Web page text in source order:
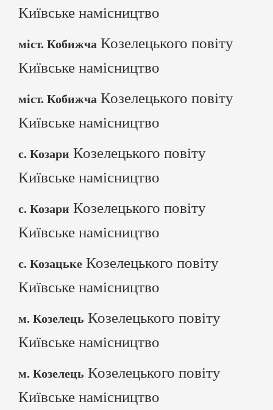
Київське намісництво
міст. Кобижча Козелецького повіту
Київське намісництво
міст. Кобижча Козелецького повіту
Київське намісництво
с. Козари Козелецького повіту
Київське намісництво
с. Козари Козелецького повіту
Київське намісництво
с. Козацьке Козелецького повіту
Київське намісництво
м. Козелець Козелецького повіту
Київське намісництво
м. Козелець Козелецького повіту
Київське намісництво